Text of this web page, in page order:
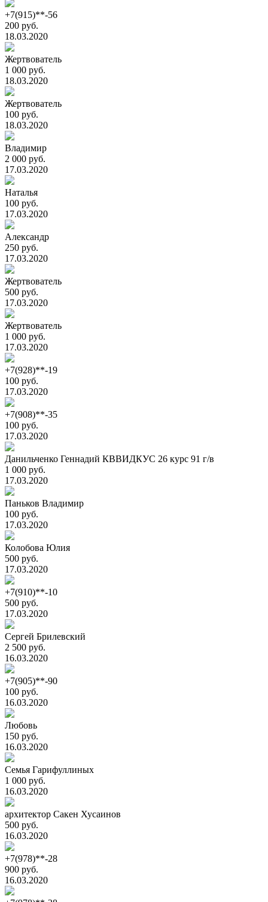
+7(915)**-56
200 руб.
18.03.2020
Жертвователь
1 000 руб.
18.03.2020
Жертвователь
100 руб.
18.03.2020
Владимир
2 000 руб.
17.03.2020
Наталья
100 руб.
17.03.2020
Александр
250 руб.
17.03.2020
Жертвователь
500 руб.
17.03.2020
Жертвователь
1 000 руб.
17.03.2020
+7(928)**-19
100 руб.
17.03.2020
+7(908)**-35
100 руб.
17.03.2020
Данильченко Геннадий КВВИДКУС 26 курс 91 г/в
1 000 руб.
17.03.2020
Паньков Владимир
100 руб.
17.03.2020
Колобова Юлия
500 руб.
17.03.2020
+7(910)**-10
500 руб.
17.03.2020
Сергей Брилевский
2 500 руб.
16.03.2020
+7(905)**-90
100 руб.
16.03.2020
Любовь
150 руб.
16.03.2020
Семья Гарифуллиных
1 000 руб.
16.03.2020
архитектор Сакен Хусаинов
500 руб.
16.03.2020
+7(978)**-28
900 руб.
16.03.2020